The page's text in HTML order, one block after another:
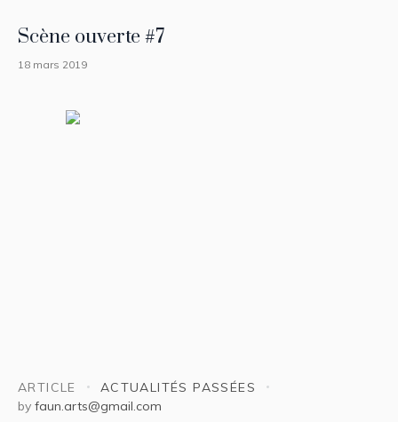
Scène ouverte #7
18 mars 2019
ARTICLE
ACTUALITÉS PASSÉES
by faun.arts@gmail.com